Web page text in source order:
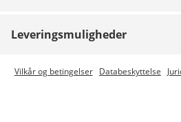
Retur
Track din ordre
Blue World
Leveringsmuligheder
Express
Vilkår og betingelser Databeskyttelse